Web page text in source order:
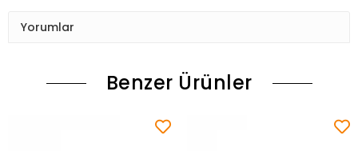
Yorumlar
Benzer Ürünler